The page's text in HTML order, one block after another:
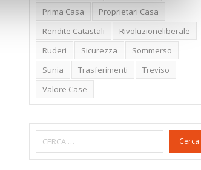
Prima Casa
Proprietari Casa
Rendite Catastali
Rivoluzioneliberale
Ruderi
Sicurezza
Sommerso
Sunia
Trasferimenti
Treviso
Valore Case
Cerca